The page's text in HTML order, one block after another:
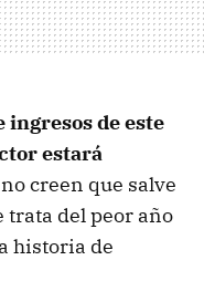
ingresos de este
estará
creen que salve
trata del peor año
historia de